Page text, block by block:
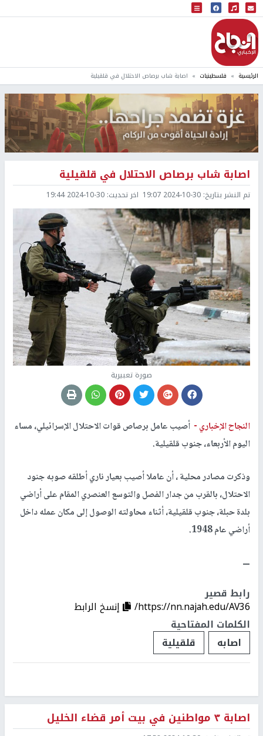
البث المباشر
إذاعة النجاح
الرئيسية فلسطينيات اصابة شاب برصاص الاحتلال في قلقيلية
اصابة شاب برصاص الاحتلال في قلقيلية
تم النشر بتاريخ: 2024-10-30 19:07 اخر تحديث: 2024-10-30 19:44
صورة تعبيرية
النجاح الإخباري - أصيب عامل برصاص قوات الاحتلال الإسرائيلي، مساء
اليوم الأربعاء، جنوب قلقيلية.
وذكرت مصادر محلية ، أن عاملا أصيب بعيار ناري أطلقه صوبه جنود
الاحتلال، بالقرب من جدار الفصل والتوسع العنصري المقام على أراضي
بلدة حبلة، جنوب قلقيلية، أثناء محاولته الوصول إلى مكان عمله داخل
أراضي عام 1948.
ـــ
رابط قصير
https://nn.najah.edu/AV36/
إنسخ الرابط
الكلمات المفتاحية
اصابه
قلقيلية
اصابة ٣ مواطنين في بيت أمر قضاء الخليل